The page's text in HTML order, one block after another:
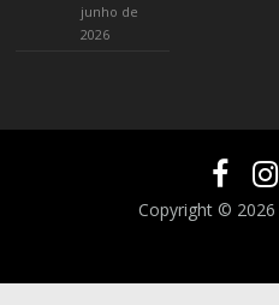
junho de
2026
Copyright © 2026